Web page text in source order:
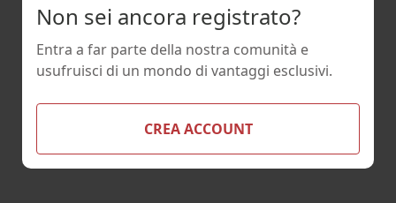
Non sei ancora registrato?
Entra a far parte della nostra comunità e
usufruisci di un mondo di vantaggi esclusivi.
CREA ACCOUNT